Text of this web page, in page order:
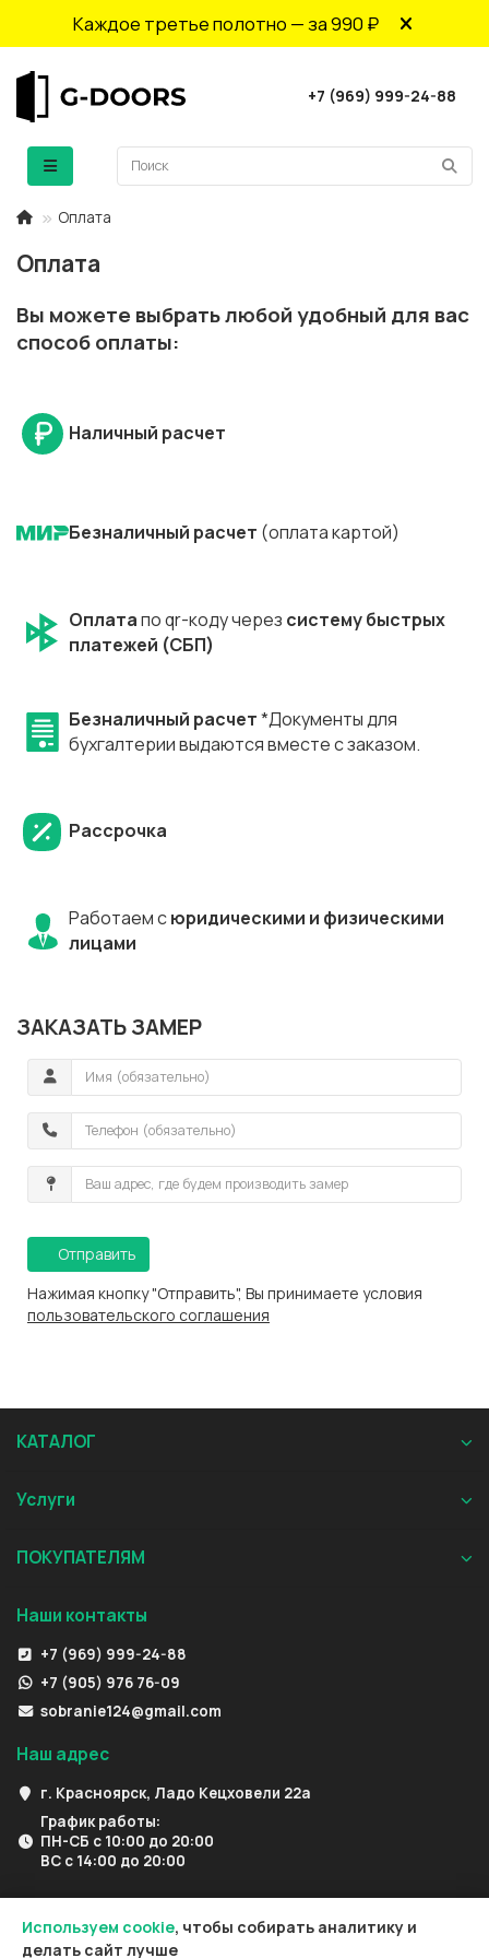
Каждое третье полотно — за 990 ₽
+7 (969) 999-24-88
Оплата
Оплата
Вы можете выбрать любой удобный для вас
способ оплаты:
Наличный расчет
Безналичный расчет (оплата картой)
Оплатапо qr-коду через систему быстрых
платежей (СБП)
Безналичный расчет*Документы для
бухгалтерии выдаются вместе с заказом.
Рассрочка
Работаем сюридическими и физическими
лицами
ЗАКАЗАТЬ ЗАМЕР
Отправить
Нажимая кнопку "Отправить", Вы принимаете условия
пользовательского соглашения
КАТАЛОГ
Услуги
ПОКУПАТЕЛЯМ
Наши контакты
+7 (969) 999-24-88
+7 (905) 976 76-09
sobranie124@gmail.com
Наш адрес
г. Красноярск, Ладо Кецховели 22а
График работы:
ПН-СБ с 10:00 до 20:00
ВС с 14:00 до 20:00
Используем cookie, чтобы собирать аналитику и
делать сайт лучше